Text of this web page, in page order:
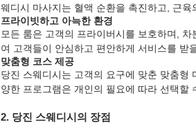
웨디시 마사지는 혈액 순환을 촉진하고, 근육
프라이빗하고 아늑한 환경
모든 룸은 고객의 프라이버시를 보호하며,
여 고객들이 안심하고 편안하게 서비스를 받
맞춤형 코스 제공
당진 스웨디시는 고객의 요구에 맞춘 맞춤형
양한 프로그램은 개인의 필요에 따라 선택할
2. 당진 스웨디시의 장점